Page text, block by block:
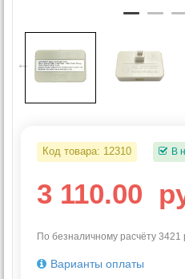
Код товара: 12310 В
3 110.00
По безналичному расчёту 3421
Варианты оплаты